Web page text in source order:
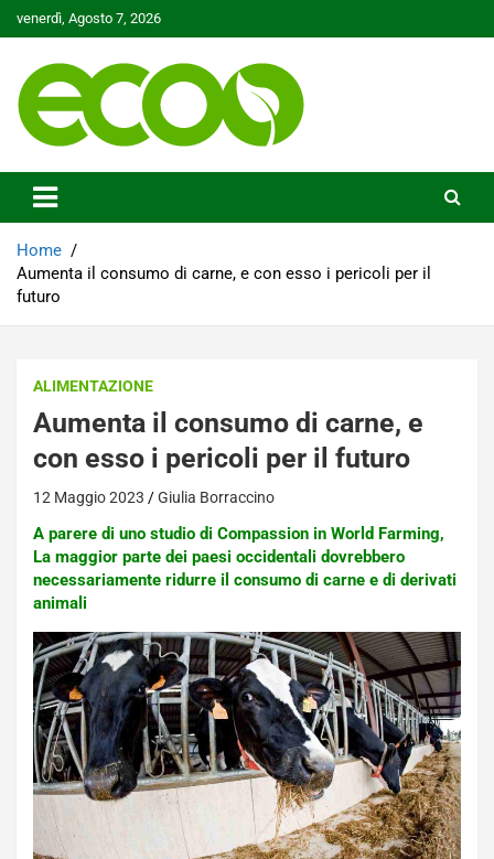
to
venerdì, Agosto 7, 2026
Ecoo.it
Home
Aumenta il consumo di carne, e con esso i pericoli per il
futuro
ALIMENTAZIONE
Aumenta il consumo di carne, e
con esso i pericoli per il futuro
12 Maggio 2023 Giulia Borraccino
A parere di uno studio di Compassion in World Farming,
La maggior parte dei paesi occidentali dovrebbero
necessariamente ridurre il consumo di carne e di derivati
animali